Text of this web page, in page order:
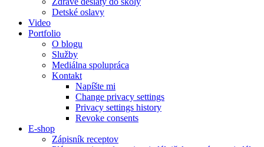
Detské oslavy
Video
Portfolio
O blogu
Služby
Mediálna spolupráca
Kontakt
Napíšte mi
Change privacy settings
Privacy settings history
Revoke consents
E-shop
Zápisník receptov